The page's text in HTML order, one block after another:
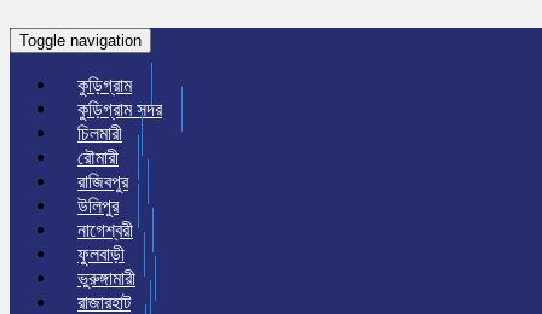
Toggle navigation
কুড়িগ্রাম
কুড়িগ্রাম সদর
চিলমারী
রৌমারী
রাজিবপুর
উলিপুর
নাগেশ্বরী
ফুলবাড়ী
ভুরুঙ্গামারী
রাজারহাট